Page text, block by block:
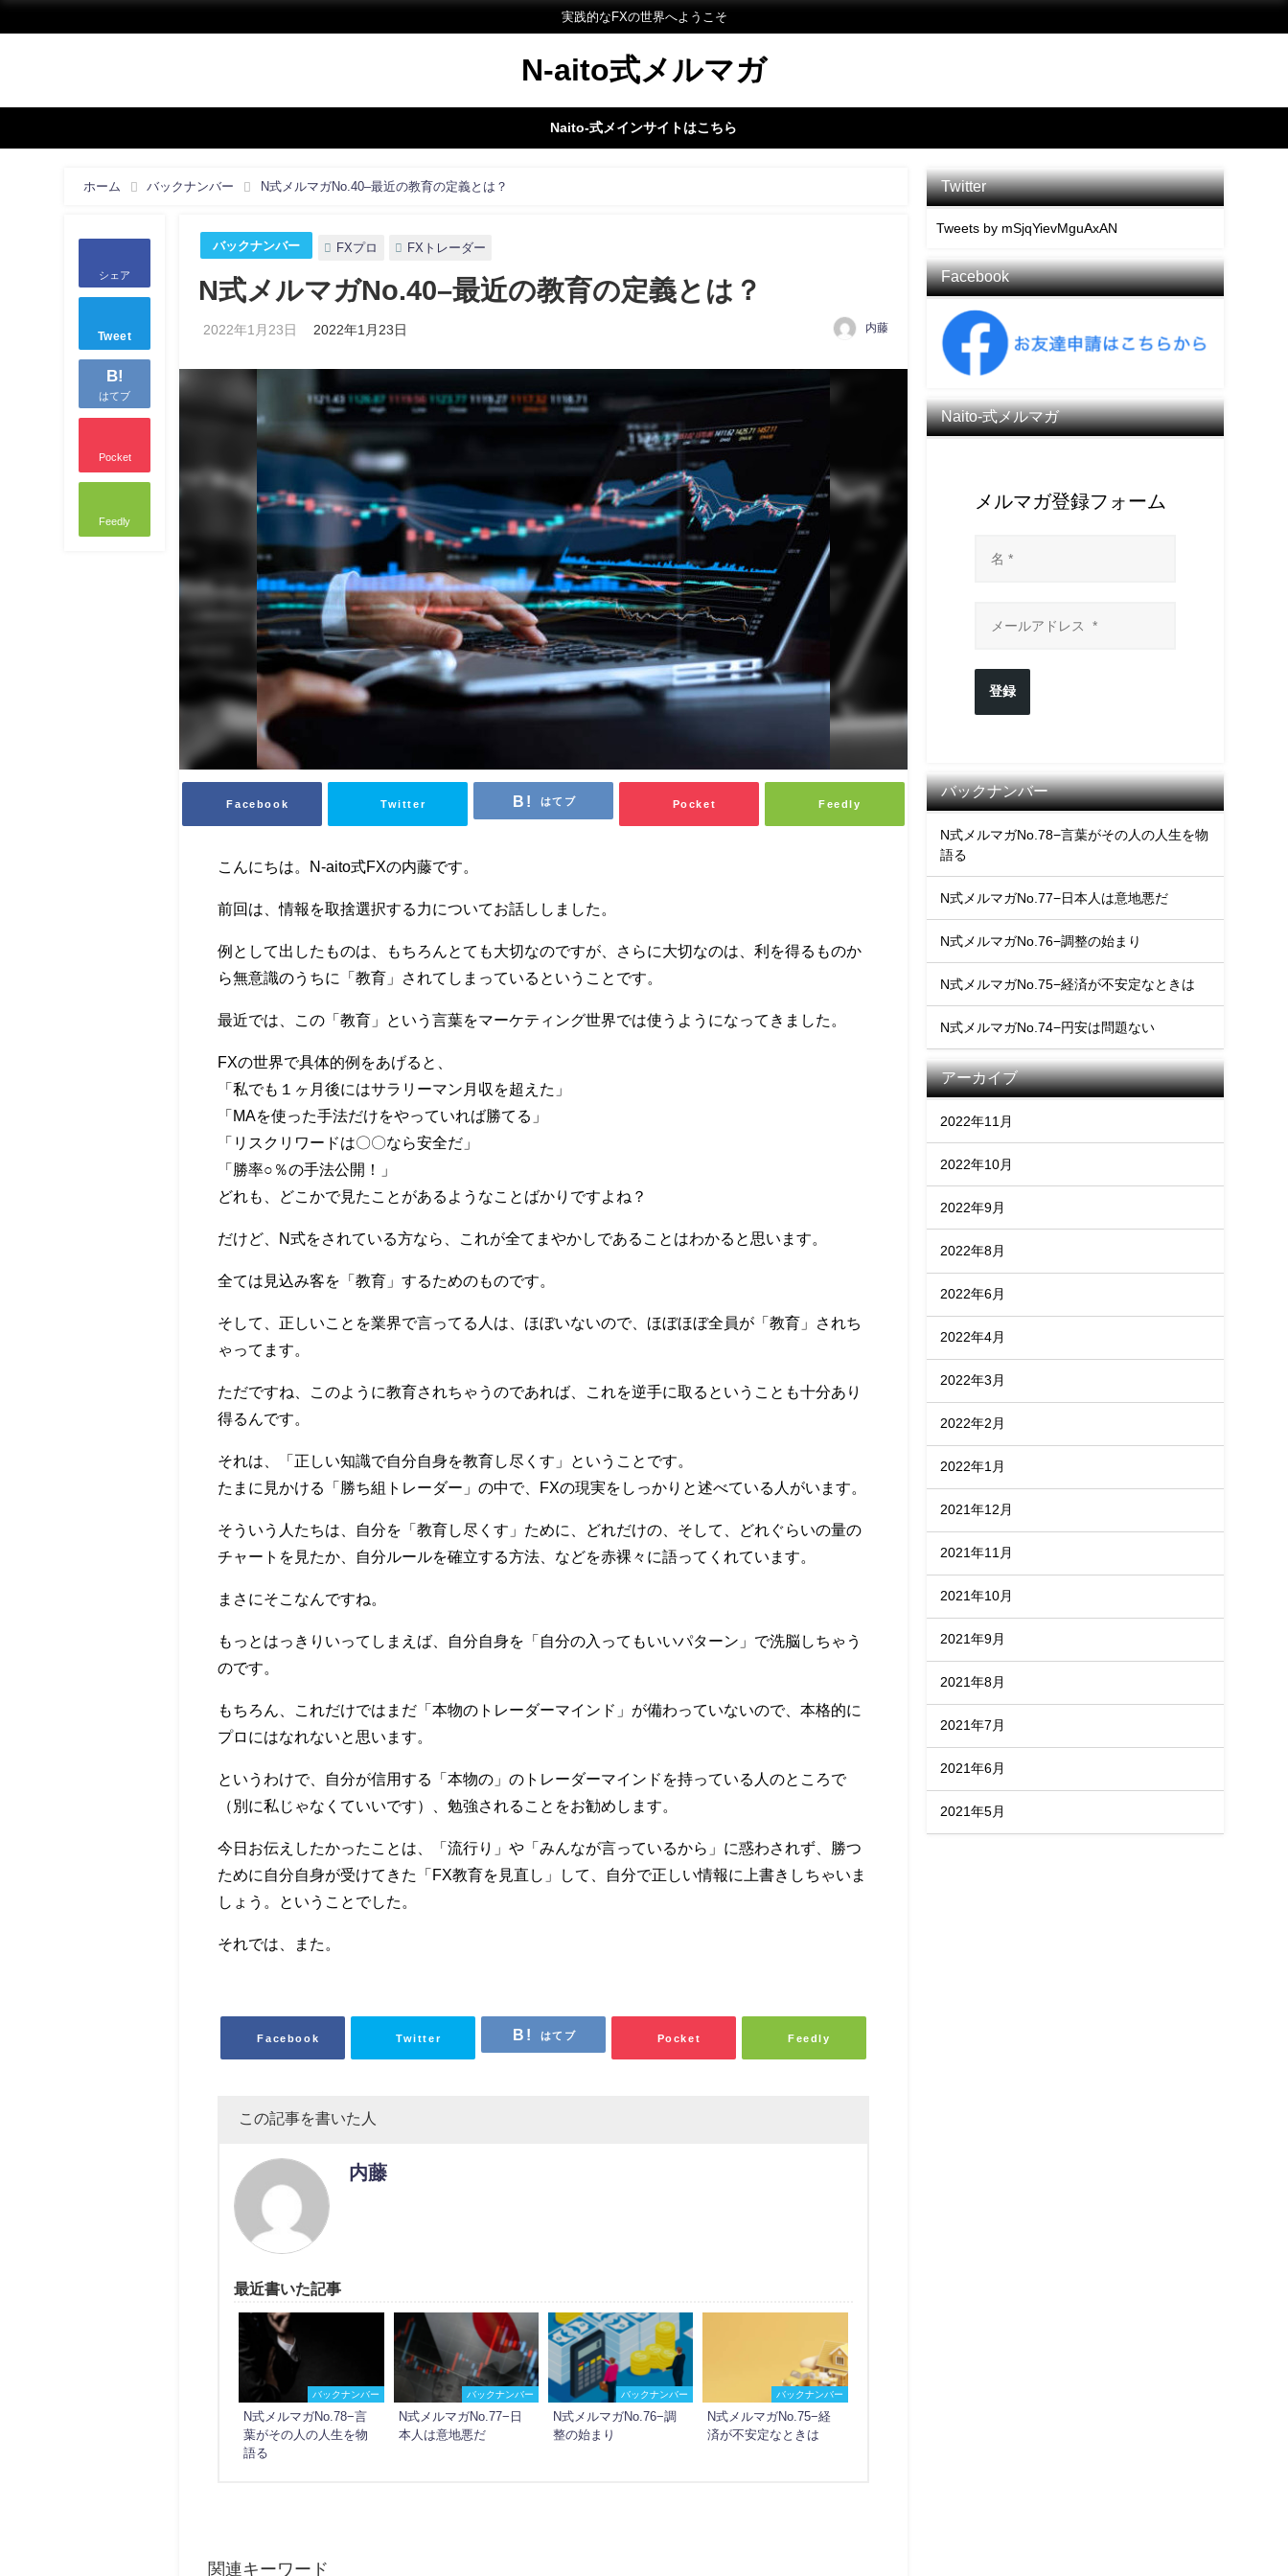
実践的なFXの世界へようこそ
N-aito式メルマガ
Naito-式メインサイトはこちら
ホーム バックナンバー N式メルマガNo.40–最近の教育の定義とは？
シェア
Tweet
B!
はてブ
Pocket
Feedly
バックナンバー FXプロ FXトレーダー
N式メルマガNo.40–最近の教育の定義とは？
2022年1月23日 2022年1月23日 内藤
Facebook Twitter はてブ Pocket Feedly
こんにちは。N-aito式FXの内藤です。
前回は、情報を取捨選択する力についてお話ししました。
例として出したものは、もちろんとても大切なのですが、さらに大切なのは、利を得るものか
ら無意識のうちに「教育」されてしまっているということです。
最近では、この「教育」という言葉をマーケティング世界では使うようになってきました。
FXの世界で具体的例をあげると、
「私でも１ヶ月後にはサラリーマン月収を超えた」
「MAを使った手法だけをやっていれば勝てる」
「リスクリワードは〇〇なら安全だ」
「勝率○％の手法公開！」
どれも、どこかで見たことがあるようなことばかりですよね？
だけど、N式をされている方なら、これが全てまやかしであることはわかると思います。
全ては見込み客を「教育」するためのものです。
そして、正しいことを業界で言ってる人は、ほぼいないので、ほぼほぼ全員が「教育」されち
ゃってます。
ただですね、このように教育されちゃうのであれば、これを逆手に取るということも十分あり
得るんです。
それは、「正しい知識で自分自身を教育し尽くす」ということです。
たまに見かける「勝ち組トレーダー」の中で、FXの現実をしっかりと述べている人がいます。
そういう人たちは、自分を「教育し尽くす」ために、どれだけの、そして、どれぐらいの量の
チャートを見たか、自分ルールを確立する方法、などを赤裸々に語ってくれています。
まさにそこなんですね。
もっとはっきりいってしまえば、自分自身を「自分の入ってもいいパターン」で洗脳しちゃう
のです。
もちろん、これだけではまだ「本物のトレーダーマインド」が備わっていないので、本格的に
プロにはなれないと思います。
というわけで、自分が信用する「本物の」のトレーダーマインドを持っている人のところで
（別に私じゃなくていいです）、勉強されることをお勧めします。
今日お伝えしたかったことは、「流行り」や「みんなが言っているから」に惑わされず、勝つ
ために自分自身が受けてきた「FX教育を見直し」して、自分で正しい情報に上書きしちゃいま
しょう。ということでした。
それでは、また。
Facebook Twitter はてブ Pocket Feedly
この記事を書いた人
内藤
最近書いた記事
バックナンバー
N式メルマガNo.78−言
葉がその人の人生を物
語る
バックナンバー
N式メルマガNo.77−日
本人は意地悪だ
バックナンバー
N式メルマガNo.76−調
整の始まり
バックナンバー
N式メルマガNo.75−経
済が不安定なときは
関連キーワード
Twitter
Tweets by mSjqYievMguAxAN
Facebook
Naito-式メルマガ
メルマガ登録フォーム
登録
バックナンバー
N式メルマガNo.78−言葉がその人の人生を物
語る
N式メルマガNo.77−日本人は意地悪だ
N式メルマガNo.76−調整の始まり
N式メルマガNo.75−経済が不安定なときは
N式メルマガNo.74−円安は問題ない
アーカイブ
2022年11月
2022年10月
2022年9月
2022年8月
2022年6月
2022年4月
2022年3月
2022年2月
2022年1月
2021年12月
2021年11月
2021年10月
2021年9月
2021年8月
2021年7月
2021年6月
2021年5月